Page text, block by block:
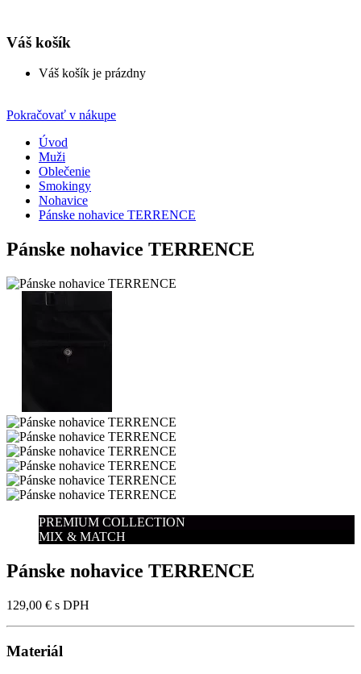
Váš košík
Váš košík je prázdny
Pokračovať v nákupe
Úvod
Muži
Oblečenie
Smokingy
Nohavice
Pánske nohavice TERRENCE
Pánske nohavice TERRENCE
PREMIUM COLLECTION
MIX & MATCH
Pánske nohavice TERRENCE
129,00 € s DPH
Materiál